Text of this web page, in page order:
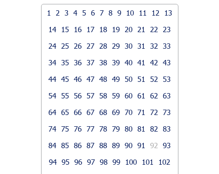
1 2 3 4 5 6 7 8 9 10 11 12
13
14
15 16 17 18 19 20 21 22
23
24
25 26 27 28 29 30 31 32
33
34 35 36 37 38 39 40 41 42
43
44 45 46 47 48 49 50 51 52
53
54 55 56 57 58 59 60 61 62
63
64 65 66 67 68 69 70 71 72
73
74 75 76 77 78 79 80 81 82
83
84 85 86 87 88 89 90 91 92
93
94 95 96 97 98 99 100 101
102